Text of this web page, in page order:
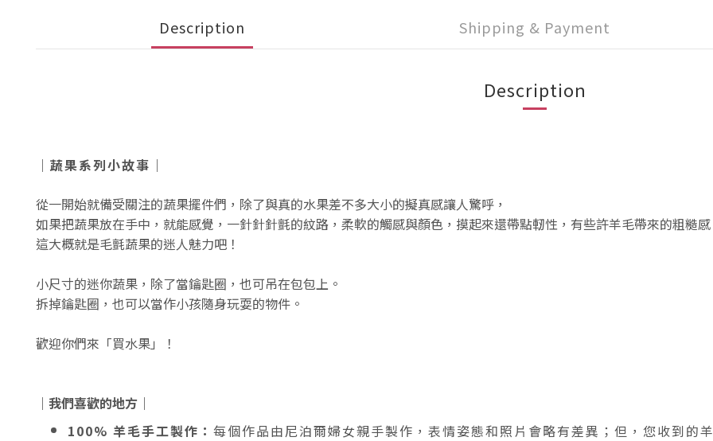
Description Shipping & Payment
Description
｜蔬果系列小故事｜
從一開始就備受關注的蔬果擺件們，除了與真的水果差不多大小的擬真感讓人驚呼，
如果把蔬果放在手中，就能感覺，一針針針氈的紋路，柔軟的觸感與顏色， 摸起來還帶點軔性，有些許羊毛帶來的粗糙
這大概就是毛氈蔬果的迷人魅力吧！
小尺寸的迷你蔬果，除了當鑰匙圈，也可吊在包包上。
拆掉鑰匙圈，也可以當作小孩隨身玩耍的物件。
歡迎你們來「買水果」！
｜我們喜歡的地方｜
100% 羊毛手工製作： 每個作品由尼泊爾婦女親手製作，表情姿態和照片會略有差異；但，您收到的